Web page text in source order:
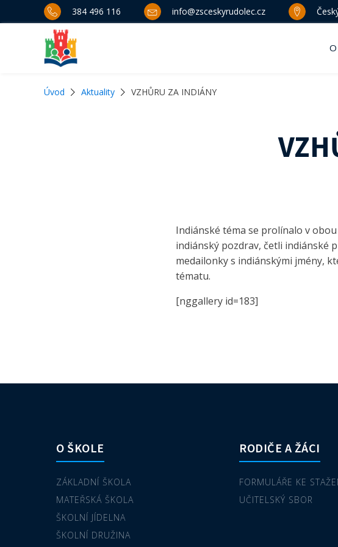
384 496 116 info@zsceskyrudolec.cz
Úvod Aktuality VZHŮRU ZA INDIÁNY
Indiánské téma se prolínalo v
indiánský pozdrav, četli indiánské
medailonky s indiánskými jmény,
tématu.
[nggallery id=183]
O ŠKOLE
ZÁKLADNÍ ŠKOLA
MATEŘSKÁ ŠKOLA
ŠKOLNÍ JÍDELNA
ŠKOLNÍ DRUŽINA
RODIČE A ŽÁCI
FORMULÁŘE KE
UČITELSKÝ SBOR